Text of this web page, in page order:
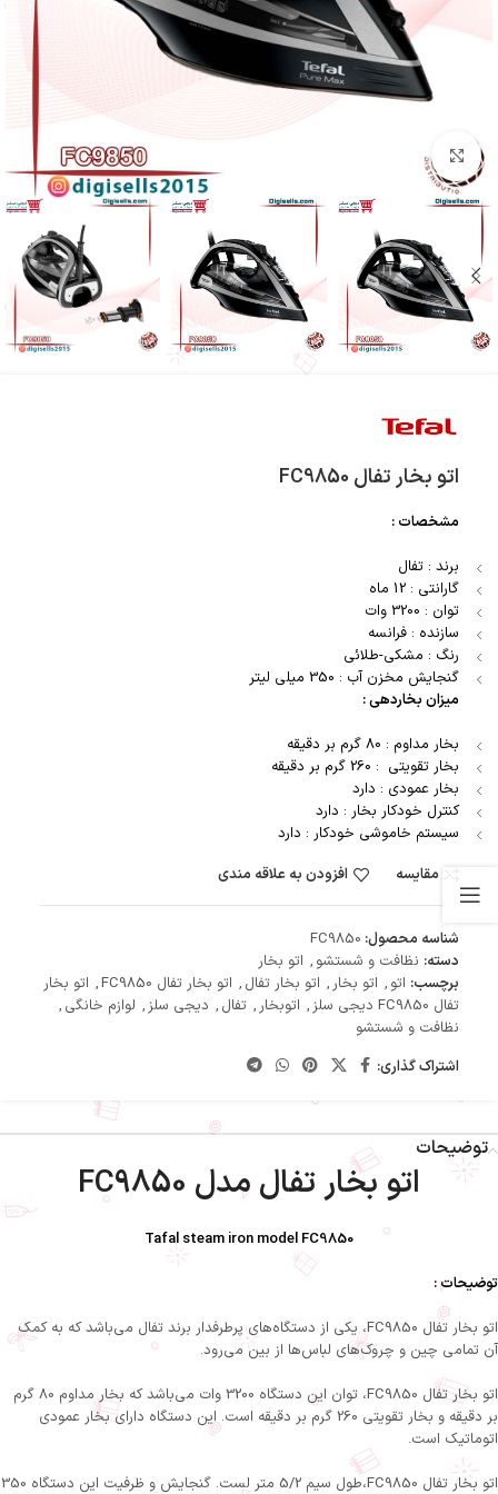
بزرگنمایی تصویر
اتو بخار تفال FC9850
مشخصات :
برند : تفال
گارانتی : 12 ماه
توان : 3200 وات
سازنده : فرانسه
رنگ : مشکی-طلائی
گنجایش مخزن آب : 350 میلی لیتر
میزان بخاردهی :
بخار مداوم : 80 گرم بر دقيقه
بخار تقویتی : 260 گرم بر دقیقه
بخار عمودی : دارد
کنترل خودکار بخار : دارد
سیستم خاموشی خودکار : دارد
مقایسه
افزودن به علاقه مندی
شناسه محصول: FC9850
دسته: نظافت و شستشو , اتو بخار
برچسب: اتو , اتو بخار, اتو بخار تفال , اتو بخار تفال FC9850 , اتو بخار
تفال FC9850 دیجی سلز
, اتوبخار, تفال , دیجی سلز, لوازم خانگی ,
نظافت و شستشو
اشتراک گذاری:
توضیحات
اتو بخار تفال مدل FC9850
Tafal steam iron model FC9850
توضیحات :
اتو بخار تفال FC9850، یکی از دستگاه‌های پرطرفدار برند تفال می‌باشد که به کمک
آن تمامی چین و چروک‌های لباس‌ها از بین می‌رود.
اتو بخار تفال FC9850، توان این دستگاه 3200 وات می‌باشد که بخار مداوم 80 گرم
بر دقيقه و بخار تقویتی 260 گرم بر دقیقه است. این دستگاه دارای بخار عمودی
اتوماتیک است.
اتو بخار تفال FC9850،طول سیم 5/2 متر لست. گنجایش و ظرفیت این دستگاه 350